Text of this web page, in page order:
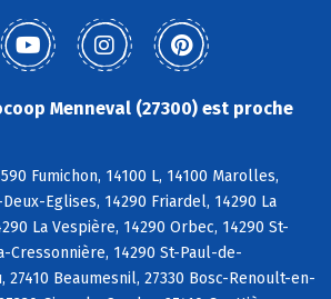
Menneval (27300) est proche
Fumichon, 14100 L, 14100 Marolles,
Eglises, 14290 Friardel, 14290 La
La Vespière, 14290 Orbec, 14290 St-
14290 St-Paul-de-
27410 Beaumesnil, 27330 Bosc-Renoult-en-